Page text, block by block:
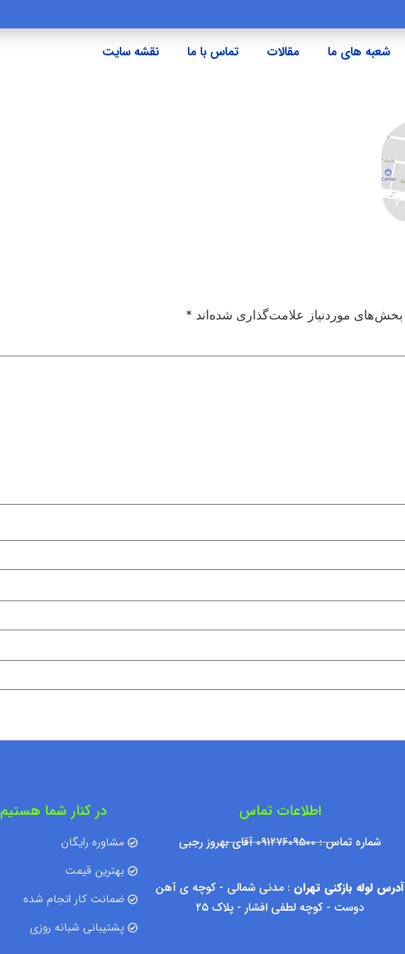
شعبه های ما مقالات تماس با ما نقشه سایت
بخش‌های موردنیاز علامت‌گذاری شده‌اند *
اطلاعات تماس
شماره تماس : ۰۹۱۲۷۶۰۹۵۰۰ آقای بهروز رجبی
آدرس لوله بازکنی تهران : مدنی شمالی - کوچه ی آهن
دوست - کوچه لطفی افشار - پلاک ۲۵
در کنار شما هستیم
مشاوره رایگان
بهترین قیمت
ضمانت کار انجام شده
پشتیبانی شبانه روزی